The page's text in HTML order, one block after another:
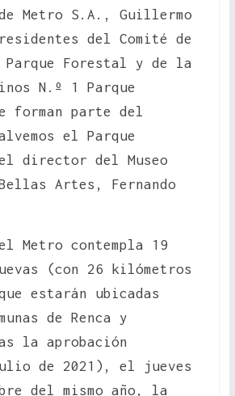
Metro S.A., Guillermo
del Comité de
Parque Forestal y de la
N.º 1 Parque
forman parte del
el Parque
director del Museo
Artes, Fernando
Metro contempla 19
(con 26 kilómetros
estarán ubicadas
de Renca y
la aprobación
de 2021), el jueves
del mismo año, la